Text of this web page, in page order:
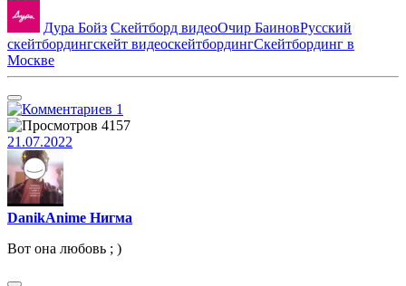
Дура Бойз Скейтборд видеоОчир БаиновРусский
скейтбордингскейт видеоскейтбордингСкейтбординг в
Москве
1
4157
21.07.2022
DanikAnime Нигма
Вот она любовь ; )